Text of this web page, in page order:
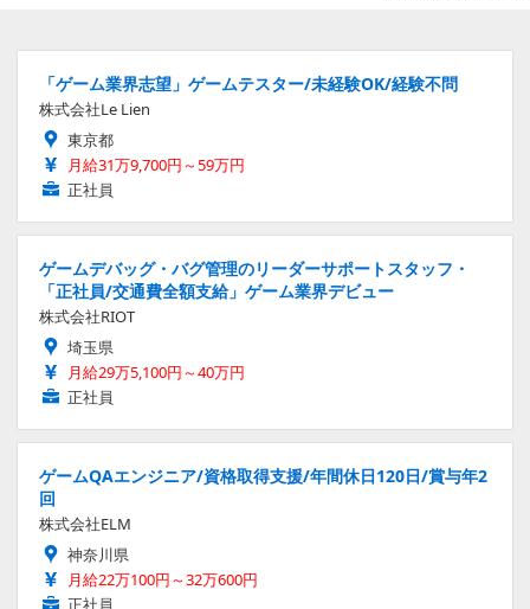
「ゲーム業界志望」ゲームテスター/未経験OK/経験不問
株式会社Le Lien
東京都
月給31万9,700円～59万円
正社員
ゲームデバッグ・バグ管理のリーダーサポートスタッフ・
「正社員/交通費全額支給」ゲーム業界デビュー
株式会社RIOT
埼玉県
月給29万5,100円～40万円
正社員
ゲームQAエンジニア/資格取得支援/年間休日120日/賞与年2
回
株式会社ELM
神奈川県
月給22万100円～32万600円
正社員